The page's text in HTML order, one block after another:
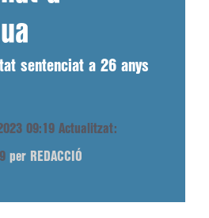
sentenciat a 26 anys
09:19 Actualitzat:
per REDACCIÓ